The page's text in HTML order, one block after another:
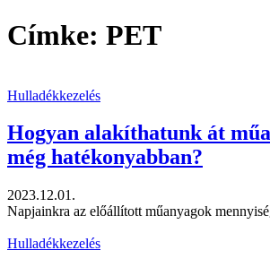
Címke: PET
Hulladékkezelés
Hogyan alakíthatunk át
még hatékonyabban?
2023.12.01.
Napjainkra az előállított műanyagok
Hulladékkezelés